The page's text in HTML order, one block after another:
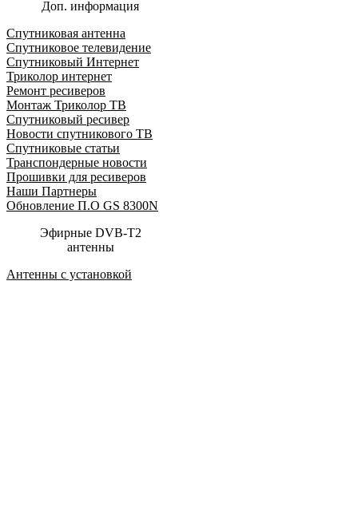
Доп. информация
Спутниковая антенна
Спутниковое телевидение
Спутниковый Интернет
Триколор интернет
Ремонт ресиверов
Монтаж Триколор ТВ
Спутниковый ресивер
Новости спутникового ТВ
Спутниковые статьи
Транспондерные новости
Прошивки для ресиверов
Наши Партнеры
Обновление П.О GS 8300N
Эфирные DVB-T2
антенны
Антенны с установкой